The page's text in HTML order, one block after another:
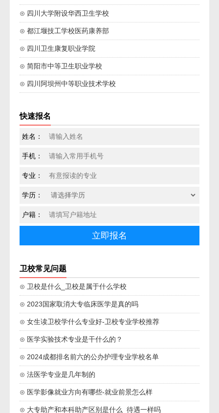
⊙ 四川大学附设华西卫生学校
⊙ 都江堰技工学校医药康养部
⊙ 四川卫生康复职业学院
⊙ 简阳市中等卫生职业学校
⊙ 四川阿坝州中等职业技术学校
快速报名
姓名：
手机：
专业：
学历：
户籍：
卫校常见问题
⊙ 卫校是什么_卫校是属于什么学校
⊙ 2023国家取消大专临床医学是真的吗
⊙ 女生读卫校学什么专业好-卫校专业学校推荐
⊙ 医学实验技术专业是干什么的？
⊙ 2024成都排名前六的公办护理专业学校名单
⊙ 法医学专业是几年制的
⊙ 医学影像就业方向有哪些-就业前景怎么样
⊙ 大专助产和本科助产区别是什么_待遇一样吗